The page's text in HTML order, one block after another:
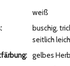
weiß
buschig,
seitlich
gelbes